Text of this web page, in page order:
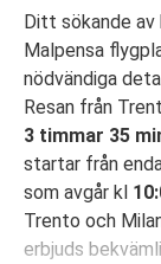
Ditt sökande
Malpensa
nödvändiga
Resan från
3 timmar 35
startar från
som avgår kl
Trento och
erbjuds